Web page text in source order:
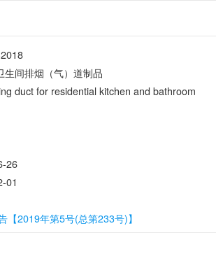
生间排烟（气）道制品
duct for residential kitchen and bathroom
26
01
【2019年第5号(总第233号)】